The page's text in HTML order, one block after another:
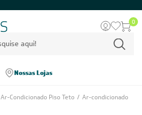
0
Nossas Lojas
Ar-Condicionado Piso Teto / Ar-condicionado